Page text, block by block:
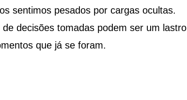
sentimos pesados por cargas ocultas.
decisões tomadas podem ser um lastro
que já se foram.